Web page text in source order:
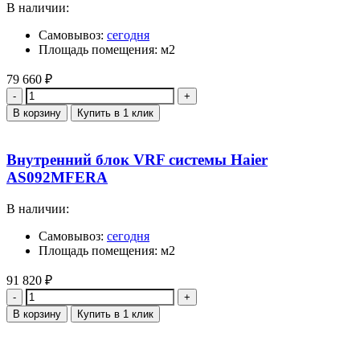
В наличии:
Самовывоз: сегодня
Площадь помещения: м2
79 660 ₽
Количество
В корзину Купить в 1 клик
Внутренний блок VRF системы Haier
AS092MFERA
В наличии:
Самовывоз: сегодня
Площадь помещения: м2
91 820 ₽
Количество
В корзину Купить в 1 клик